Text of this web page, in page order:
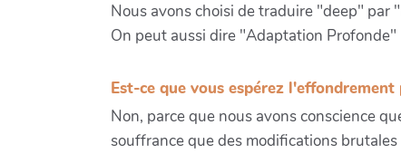
Nous avons choisi de traduire "deep" par
On peut aussi dire "Adaptation Profonde"
Est-ce que vous espérez
Non, parce que nous avons conscience
souffrance que des modifications